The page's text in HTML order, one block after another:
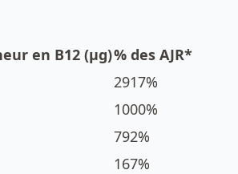
en B12 (µg)% des AJR*
2917%
1000%
792%
167%